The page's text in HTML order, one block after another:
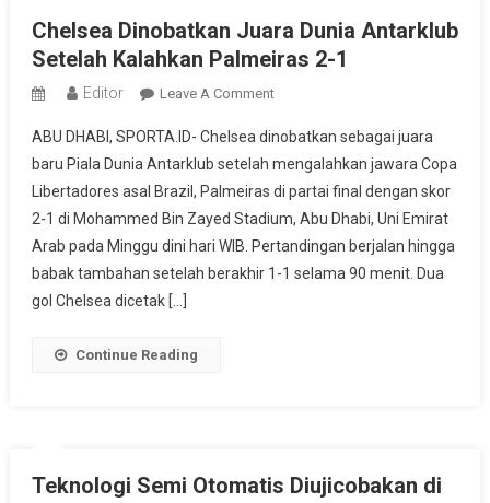
Chelsea Dinobatkan Juara Dunia Antarklub
Setelah Kalahkan Palmeiras 2-1
Editor Leave A CommentOn
Dinobatkan
Juara
Dunia
Antarklub
Setelah
Kalahkan
ABU DHABI, SPORTA.ID- Chelsea dinobatkan sebagai juara
baru Piala Dunia Antarklub setelah mengalahkan jawara Copa
Libertadores asal Brazil, Palmeiras di partai final dengan skor
2-1 di Mohammed Bin Zayed Stadium, Abu Dhabi, Uni Emirat
Arab pada Minggu dini hari WIB. Pertandingan berjalan hingga
babak tambahan setelah berakhir 1-1 selama 90 menit. Dua
gol Chelsea dicetak […]
Continue Reading
Teknologi Semi Otomatis Diujicobakan di